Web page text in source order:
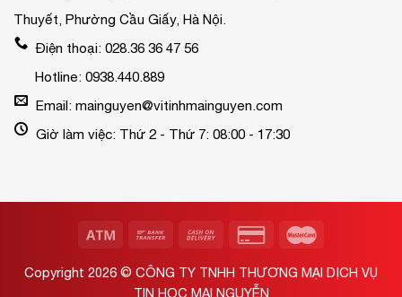
Thuyết, Phường Cầu Giấy, Hà Nội.
Điện thoại: 028.36 36 47 56
Hotline: 0938.440.889
Email: mainguyen@vitinhmainguyen.com
Giờ làm việc: Thứ 2 - Thứ 7: 08:00 - 17:30
Copyright 2026 © CÔNG TY TNHH THƯƠNG MẠI DỊCH VỤ
TIN HỌC MAI NGUYỄN